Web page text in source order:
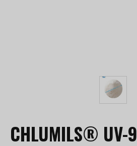
CHLUMILS® UV-